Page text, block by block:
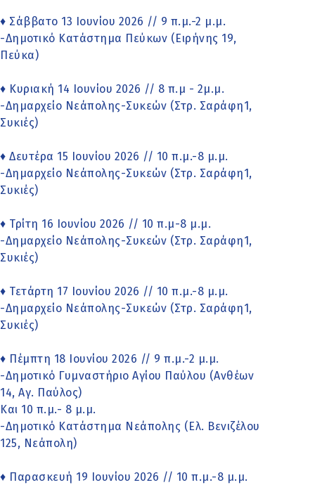
♦ Σάββατο 13 Ιουνίου 2026 // 9 π.μ.-2 μ.μ.
-Δημοτικό Κατάστημα Πεύκων (Ειρήνης 19,
Πεύκα)
♦ Κυριακή 14 Ιουνίου 2026 // 8 π.μ - 2μ.μ.
-Δημαρχείο Νεάπολης-Συκεών (Στρ. Σαράφη1,
Συκιές)
♦ Δευτέρα 15 Ιουνίου 2026 // 10 π.μ.-8 μ.μ.
-Δημαρχείο Νεάπολης-Συκεών (Στρ. Σαράφη1,
Συκιές)
♦ Τρίτη 16 Ιουνίου 2026 // 10 π.μ-8 μ.μ.
-Δημαρχείο Νεάπολης-Συκεών (Στρ. Σαράφη1,
Συκιές)
♦ Τετάρτη 17 Ιουνίου 2026 // 10 π.μ.-8 μ.μ.
-Δημαρχείο Νεάπολης-Συκεών (Στρ. Σαράφη1,
Συκιές)
♦ Πέμπτη 18 Ιουνίου 2026 // 9 π.μ.-2 μ.μ.
-Δημοτικό Γυμναστήριο Αγίου Παύλου (Ανθέων
14, Αγ. Παύλος)
Και 10 π.μ.- 8 μ.μ.
-Δημοτικό Κατάστημα Νεάπολης (Ελ. Βενιζέλου
125, Νεάπολη)
♦ Παρασκευή 19 Ιουνίου 2026 // 10 π.μ.-8 μ.μ.